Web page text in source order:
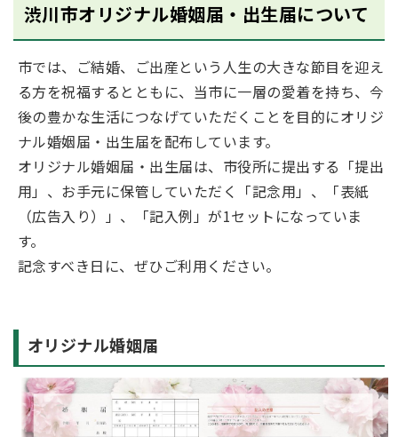
渋川市オリジナル婚姻届・出生届について
市では、ご結婚、ご出産という人生の大きな節目を迎え
る方を祝福するとともに、当市に一層の愛着を持ち、今
後の豊かな生活につなげていただくことを目的にオリジ
ナル婚姻届・出生届を配布しています。
オリジナル婚姻届・出生届は、市役所に提出する「提出
用」、お手元に保管していただく「記念用」、「表紙
（広告入り）」、「記入例」が1セットになっていま
す。
記念すべき日に、ぜひご利用ください。
オリジナル婚姻届